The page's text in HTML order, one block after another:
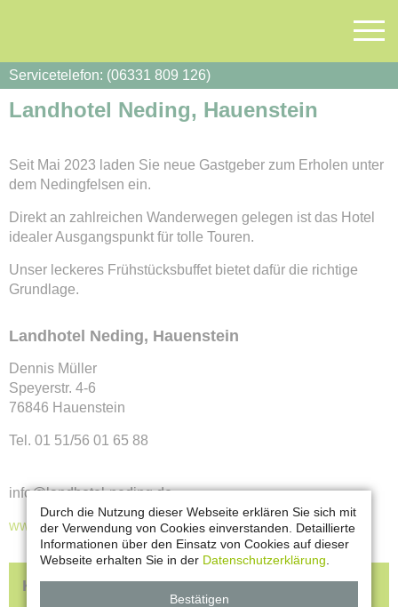
Servicetelefon: (06331 809 126)
KINDERERLEBNIS
Landhotel Neding, Hauenstein
Seit Mai 2023 laden Sie neue Gastgeber zum Erholen unter
dem Nedingfelsen ein.
Direkt an zahlreichen Wanderwegen gelegen ist das Hotel
idealer Ausgangspunkt für tolle Touren.
Unser leckeres Frühstücksbuffet bietet dafür die richtige
Grundlage.
Landhotel Neding, Hauenstein
Dennis Müller
Speyerstr. 4-6
76846 Hauenstein
Tel. 01 51/56 01 65 88
info@landhotel-neding.de
www.landhotel-neding.de
Durch die Nutzung dieser Webseite erklären Sie sich mit
der Verwendung von Cookies einverstanden. Detaillierte
Informationen über den Einsatz von Cookies auf dieser
Webseite erhalten Sie in der Datenschutzerklärung
Bestätigen